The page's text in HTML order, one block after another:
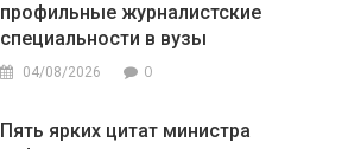
профильные журналистские
специальности в вузы
04/08/2026 0
Пять ярких цитат министра